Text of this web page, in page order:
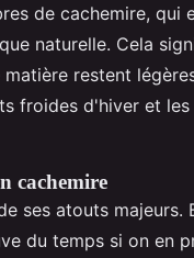
de cachemire, qui
naturelle. Cela
restent
froides d'hiver et
cachemire
ses atouts majeurs.
du temps si on en